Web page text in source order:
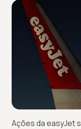
Ações da easyJet